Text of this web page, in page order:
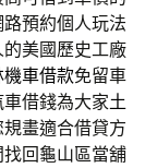
預約個人玩法
美國歷史工廠
機車借款免留車
借錢為大家土
畫適合借貸方
回龜山區當舖